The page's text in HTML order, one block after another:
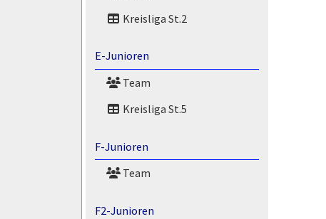
Kreisliga St.2
E-Junioren
Team
Kreisliga St.5
F-Junioren
Team
F2-Junioren